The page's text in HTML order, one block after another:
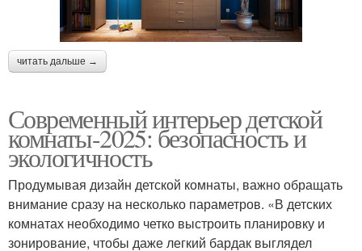
читать дальше →
Современный интерьер детской
комнаты-2025: безопасность и
экологичность
Продумывая дизайн детской комнаты, важно обращать
внимание сразу на несколько параметров. «В детских
комнатах необходимо четко выстроить планировку и
зонирование, чтобы даже легкий бардак выглядел